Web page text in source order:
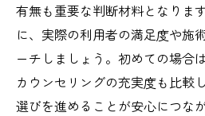
有無も重要な判断材料となりま
に、実際の利用者の満足度や施
ーチしましょう。初めての場合
カウンセリングの充実度も比較
選びを進めることが安心につな